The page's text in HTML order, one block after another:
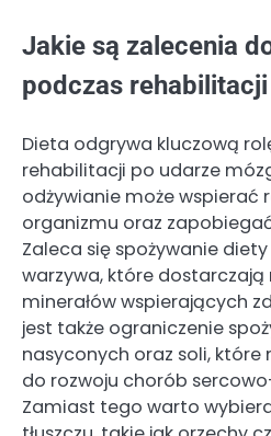
Jakie są zalecenia
podczas
Dieta odgrywa kluczową
rehabilitacji po udarze
odżywianie może wspierać
organizmu oraz
Zaleca się spożywanie
warzywa, które
minerałów wspierających
jest także ograniczenie
nasyconych oraz soli,
do rozwoju chorób
Zamiast tego warto